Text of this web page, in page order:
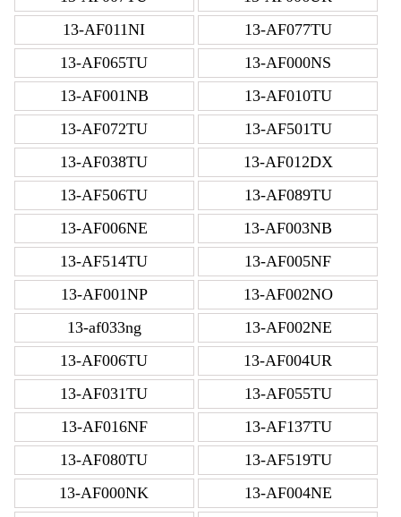
13-AF011NI
13-AF077TU
13-AF065TU
13-AF000NS
13-AF001NB
13-AF010TU
13-AF072TU
13-AF501TU
13-AF038TU
13-AF012DX
13-AF506TU
13-AF089TU
13-AF006NE
13-AF003NB
13-AF514TU
13-AF005NF
13-AF001NP
13-AF002NO
13-af033ng
13-AF002NE
13-AF006TU
13-AF004UR
13-AF031TU
13-AF055TU
13-AF016NF
13-AF137TU
13-AF080TU
13-AF519TU
13-AF000NK
13-AF004NE